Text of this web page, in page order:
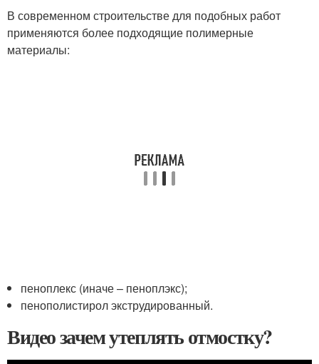
В современном строительстве для подобных работ
применяются более подходящие полимерные
материалы:
пеноплекс (иначе – пеноплэкс);
пенополистирол экструдированный.
Видео зачем утеплять отмостку?